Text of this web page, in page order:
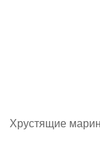
Хрустящие